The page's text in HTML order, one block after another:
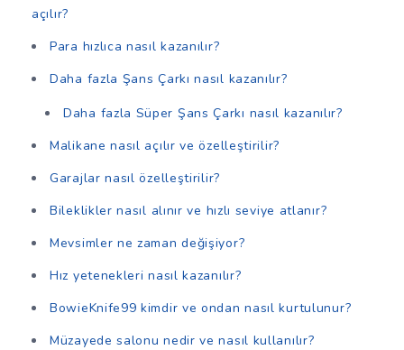
açılır?
Para hızlıca nasıl kazanılır?
Daha fazla Şans Çarkı nasıl kazanılır?
Daha fazla Süper Şans Çarkı nasıl kazanılır?
Malikane nasıl açılır ve özelleştirilir?
Garajlar nasıl özelleştirilir?
Bileklikler nasıl alınır ve hızlı seviye atlanır?
Mevsimler ne zaman değişiyor?
Hız yetenekleri nasıl kazanılır?
BowieKnife99 kimdir ve ondan nasıl kurtulunur?
Müzayede salonu nedir ve nasıl kullanılır?